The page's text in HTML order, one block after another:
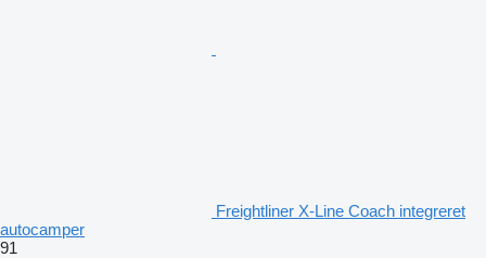
Freightliner X-Line Coach integreret
autocamper
91